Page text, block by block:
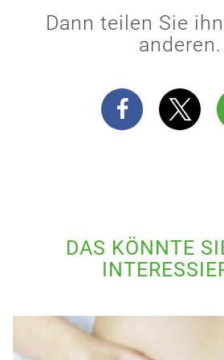
Dann teilen Sie
anderen.
DAS KÖNNTE